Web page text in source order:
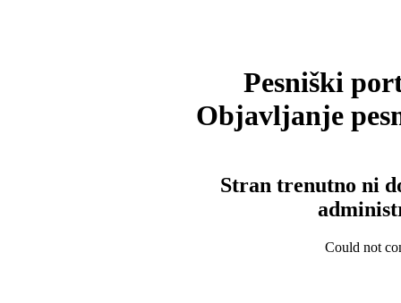
Pesniški
Objavljanje
Stran trenutno ni
Could not